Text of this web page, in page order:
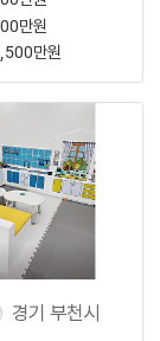
만원
만원
경기 부천시